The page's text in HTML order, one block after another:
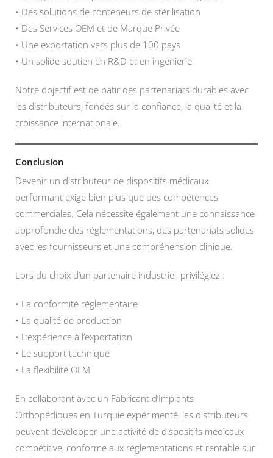
• Des solutions de conteneurs de stérilisation
• Des Services OEM et de Marque Privée
• Une exportation vers plus de 100 pays
• Un solide soutien en R&D et en ingénierie
Notre objectif est de bâtir des partenariats durables avec
les distributeurs, fondés sur la confiance, la qualité et la
croissance internationale.
Conclusion
Devenir un distributeur de dispositifs médicaux
performant exige bien plus que des compétences
commerciales. Cela nécessite également une connaissance
approfondie des réglementations, des partenariats solides
avec les fournisseurs et une compréhension clinique.
Lors du choix d’un partenaire industriel, privilégiez :
• La conformité réglementaire
• La qualité de production
• L’expérience à l’exportation
• Le support technique
• La flexibilité OEM
En collaborant avec un Fabricant d’Implants
Orthopédiques en Turquie expérimenté, les distributeurs
peuvent développer une activité de dispositifs médicaux
compétitive, conforme aux réglementations et rentable sur